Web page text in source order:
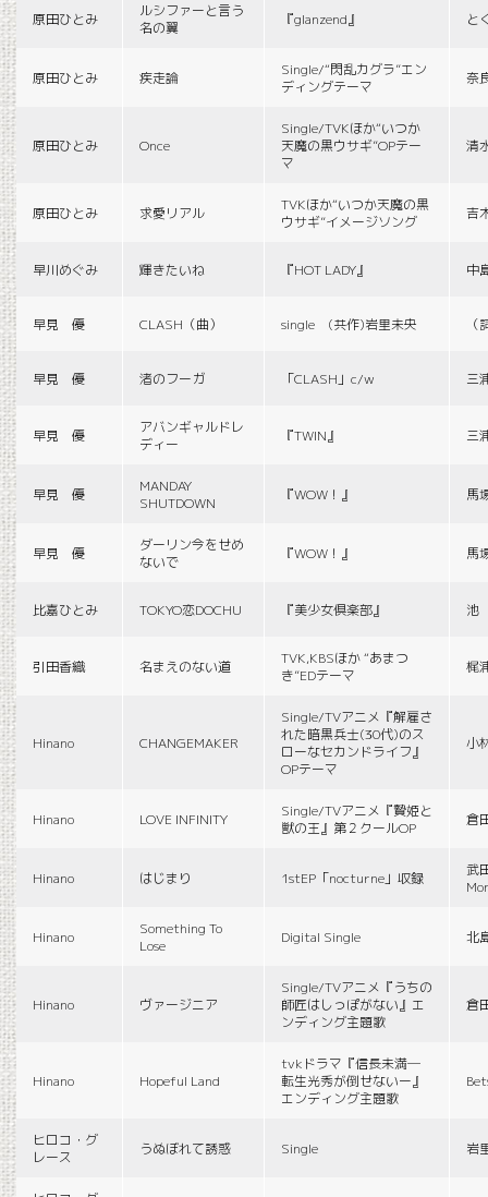
原田ひとみ
ルシファーと言う
名の翼
『glanzend』 と
原田ひとみ 疾走論
Single/“閃乱カグラ”エン
ディングテーマ
奈
原田ひとみ Once
Single/TVKほか“いつか
天魔の黒ウサギ”OPテー
マ
清
原田ひとみ 求愛リアル
TVKほか“いつか天魔の黒
ウサギ”イメージソング
吉
早川めぐみ 輝きたいね 『HOT LADY』 中
早見 優 CLASH（曲） single (共作)岩里未央
早見 優 渚のフーガ 「CLASH」c/w 三
早見 優
アバンギャルドレ
ディー
『TWIN』 三
早見 優
MANDAY
SHUTDOWN
『WOW！』 馬
早見 優
ダーリン今をせめ
ないで
『WOW！』 馬
比嘉ひとみ TOKYO恋DOCHU 『美少女倶楽部』 池
引田香織 名まえのない道
TVK,KBSほか “あまつ
き”EDテーマ
梶
Hinano CHANGEMAKER
Single/TVアニメ『解雇さ
れた暗黒兵士(30代)のス
ローなセカンドライフ』
OPテーマ
小
Hinano LOVE INFINITY
Single/TVアニメ『贄姫と
獣の王』第２クールOP
倉
Hinano はじまり 1stEP「nocturne」収録
武
Hinano
Something To
Lose
Digital Single 北
Hinano ヴァージニア
Single/TVアニメ『うちの
師匠はしっぽがない』エ
ンディング主題歌
倉
Hinano Hopeful Land
tvkドラマ『信長未満―
転生光秀が倒せないー』
エンディング主題歌
ヒロコ・グ
レース
うぬぼれて誘惑 Single 岩